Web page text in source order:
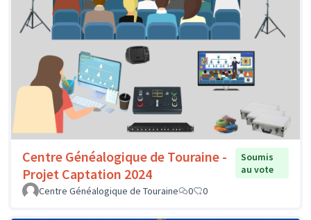
Centre Généalogique de Touraine -
Projet Captation 2024
Soumis
au vote
Centre Généalogique de Touraine
0 0